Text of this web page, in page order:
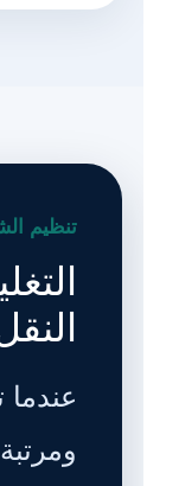
تنظيم